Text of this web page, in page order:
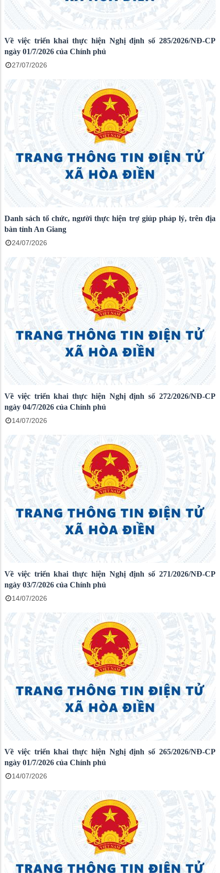
Về việc triển khai thực hiện Nghị định số 285/2026/NĐ-CP
ngày 01/7/2026 của Chính phủ
27/07/2026
Danh sách tổ chức, người thực hiện trợ giúp pháp lý, trên địa
bàn tỉnh An Giang
24/07/2026
Về việc triển khai thực hiện Nghị định số 272/2026/NĐ-CP
ngày 04/7/2026 của Chính phủ
14/07/2026
Về việc triển khai thực hiện Nghị định số 271/2026/NĐ-CP
ngày 03/7/2026 của Chính phủ
14/07/2026
Về việc triển khai thực hiện Nghị định số 265/2026/NĐ-CP
ngày 01/7/2026 của Chính phủ
14/07/2026